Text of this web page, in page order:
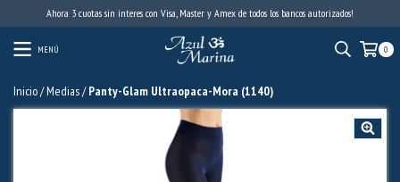
Ahora 3 cuotas sin interes con Visa, Master y Amex de todos los bancos autorizados!
MENÚ 0
Inicio/Medias/ Panty-Glam Ultraopaca-Mora (1140)